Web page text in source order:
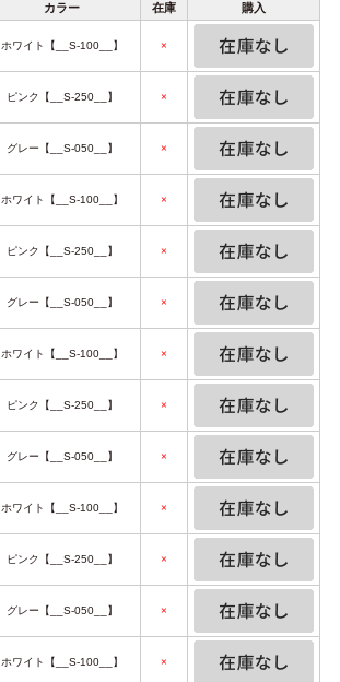
カラー 在庫 購入
ホワイト【__S-100__】 ×
ピンク【__S-250__】 ×
グレー【__S-050__】 ×
ホワイト【__S-100__】 ×
ピンク【__S-250__】 ×
グレー【__S-050__】 ×
ホワイト【__S-100__】 ×
ピンク【__S-250__】 ×
グレー【__S-050__】 ×
ホワイト【__S-100__】 ×
ピンク【__S-250__】 ×
グレー【__S-050__】 ×
ホワイト【__S-100__】 ×